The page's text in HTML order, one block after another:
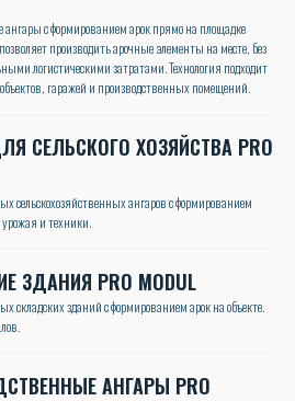
ангары с формированием арок прямо на площадке
производить арочные элементы на месте, без
логистическими затратами. Технология подходит
гаражей и производственных помещений.
СЕЛЬСКОГО ХОЗЯЙСТВА PRO
сельскохозяйственных ангаров с формированием
и техники.
PRO MODUL
складских зданий с формированием арок на объекте.
АНГАРЫ PRO